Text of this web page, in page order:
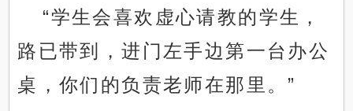
“学生会喜欢虚心请教的学生，
路已带到，进门左手边第一台办公
桌，你们的负责老师在那里。”